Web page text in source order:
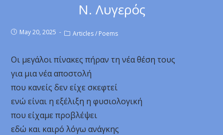
Ν. Λυγερός
May 20, 2025 Articles / Poems
Οι μεγάλοι πίνακες πήραν τη νέα θέση τους
για μια νέα αποστολή
που κανείς δεν είχε σκεφτεί
ενώ είναι η εξέλιξη η φυσιολογική
που είχαμε προβλέψει
εδώ και καιρό λόγω ανάγκης